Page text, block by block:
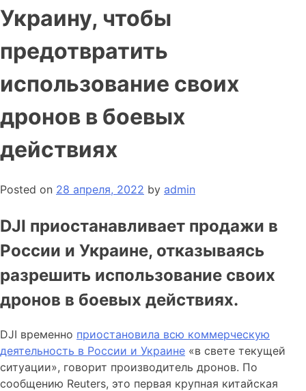
Украину, чтобы
предотвратить
использование своих
дронов в боевых
действиях
Posted on 28 апреля, 2022 by admin
DJI приостанавливает продажи в
России и Украине, отказываясь
разрешить использование своих
дронов в боевых действиях.
DJI временно приостановила всю коммерческую
деятельность в России и Украине «в свете текущей
ситуации», говорит производитель дронов. По
сообщению Reuters, это первая крупная китайская